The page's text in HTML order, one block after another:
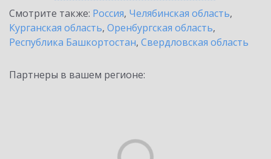
Смотрите также: Россия, Челябинская область,
Курганская область, Оренбургская область,
Республика Башкортостан, Свердловская область
Партнеры в вашем регионе: